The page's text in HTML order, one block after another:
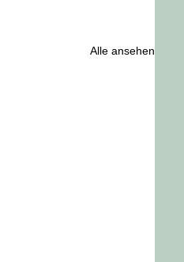
Alle ansehen